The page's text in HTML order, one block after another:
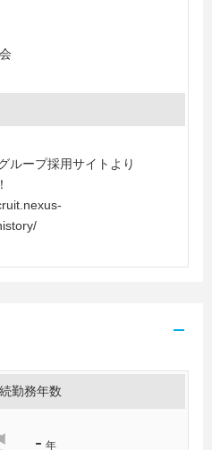
ループ採用サイトより
勤務年数
- 年